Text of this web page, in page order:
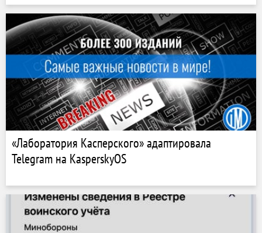
«Лаборатория Касперского» адаптировала
Telegram на KasperskyOS